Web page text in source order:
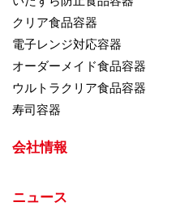
クリア食品容器
電子レンジ対応容器
オーダーメイド食品容器
ウルトラクリア食品容器
寿司容器
会社情報
ニュース